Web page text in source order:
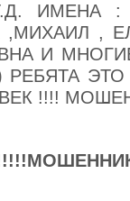
Т.Д.
,МИХАИЛ ,
И
РЕБЯТА
!!!!